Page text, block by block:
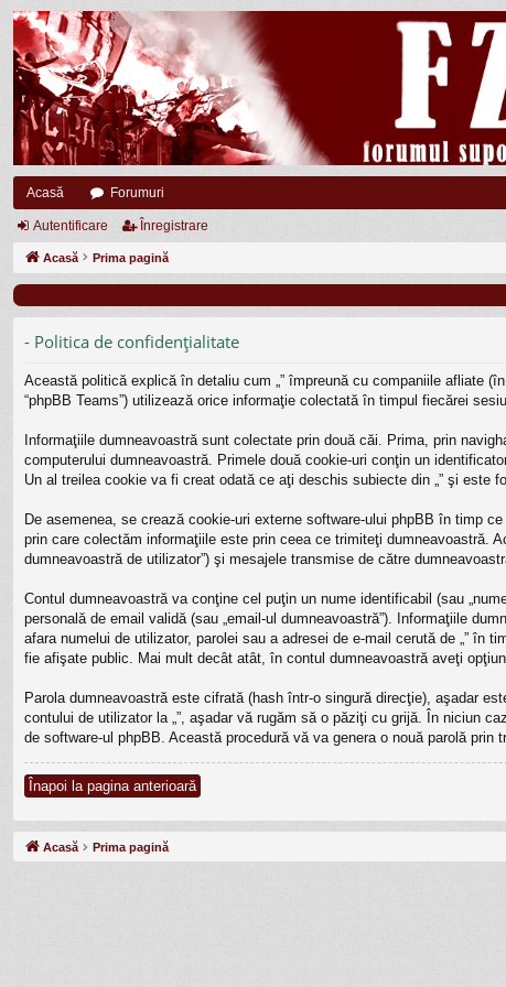
Acasă Forumuri
Autentificare Înregistrare
Acasă Prima pagină
- Politica de confidenţialitate
Această politică explică în detaliu cum „” împreună cu companiile afliate (în
“phpBB Teams”) utilizează orice informaţie colectată în timpul fiecărei
Informaţiile dumneavoastră sunt colectate prin două căi. Prima, prin
computerului dumneavoastră. Primele două cookie-uri conţin un
Un al treilea cookie va fi creat odată ce aţi deschis subiecte din „” şi
De asemenea, se crează cookie-uri externe software-ului phpBB în timp
prin care colectăm informaţiile este prin ceea ce trimiteţi dumneavoastră.
dumneavoastră de utilizator”) şi mesajele transmise de către
Contul dumneavoastră va conţine cel puţin un nume identificabil (sau
personală de email validă (sau „email-ul dumneavoastră”). Informaţiile
afara numelui de utilizator, parolei sau a adresei de e-mail cerută de „” în
fie afişate public. Mai mult decât atât, în contul dumneavoastră aveţi
Parola dumneavoastră este cifrată (hash într-o singură direcţie), aşadar
contului de utilizator la „”, aşadar vă rugăm să o păziţi cu grijă. În niciun
de software-ul phpBB. Această procedură vă va genera o nouă parolă
Înapoi la pagina anterioară
Acasă Prima pagină